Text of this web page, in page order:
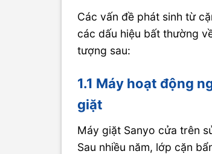
Các vấn đề phát sinh từ
các dấu hiệu bất thường
tượng sau:
1.1 Máy hoạt động
giặt
Máy giặt Sanyo cửa trên
Sau nhiều năm, lớp cặn